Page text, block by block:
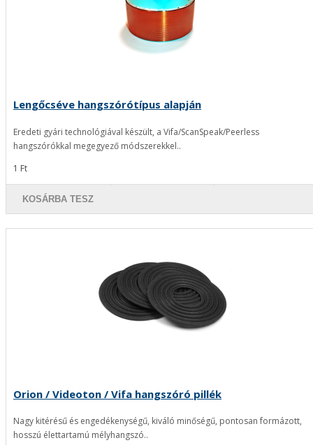
Lengőcséve hangszórótípus alapján
Eredeti gyári technológiával készült, a Vifa/ScanSpeak/Peerless
hangszórókkal megegyező módszerekkel..
1 Ft
KOSÁRBA TESZ
Orion / Videoton / Vifa hangszóró pillék
Nagy kitérésű és engedékenységű, kiváló minőségű, pontosan formázott,
hosszú élettartamú mélyhangszó..